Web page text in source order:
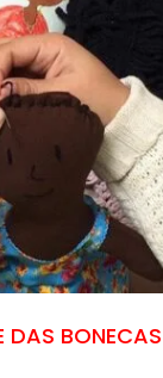
DAS BONECAS